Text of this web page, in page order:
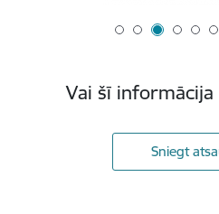
Vai šī
Sniegt